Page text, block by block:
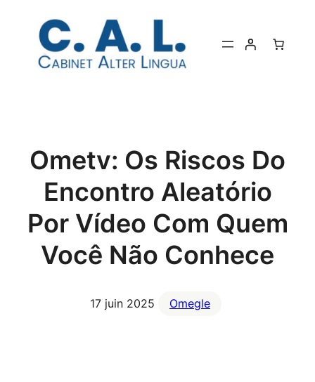
contenu
Ometv: Os Riscos Do
Encontro Aleatório
Por Vídeo Com Quem
Você Não Conhece
17 juin 2025 Omegle